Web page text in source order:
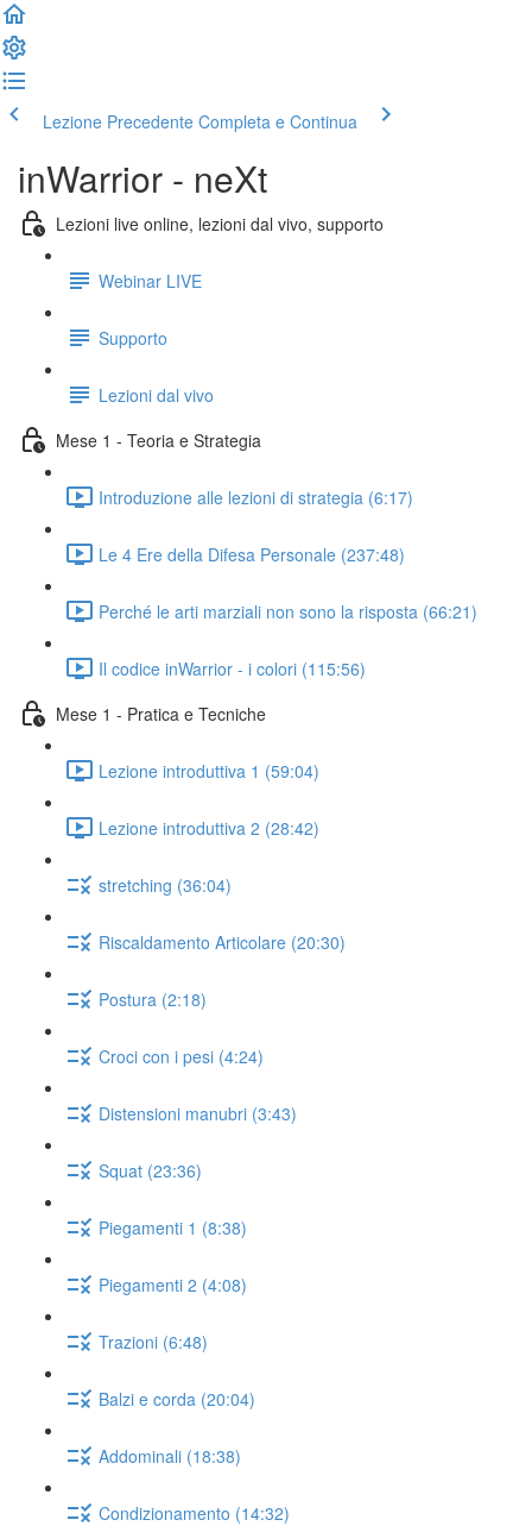
Lezione Precedente Completa e Continua
inWarrior - neXt
Lezioni live online, lezioni dal vivo, supporto
Webinar LIVE
Supporto
Lezioni dal vivo
Mese 1 - Teoria e Strategia
Introduzione alle lezioni di strategia (6:17)
Le 4 Ere della Difesa Personale (237:48)
Perché le arti marziali non sono la risposta (66:21)
Il codice inWarrior - i colori (115:56)
Mese 1 - Pratica e Tecniche
Lezione introduttiva 1 (59:04)
Lezione introduttiva 2 (28:42)
stretching (36:04)
Riscaldamento Articolare (20:30)
Postura (2:18)
Croci con i pesi (4:24)
Distensioni manubri (3:43)
Squat (23:36)
Piegamenti 1 (8:38)
Piegamenti 2 (4:08)
Trazioni (6:48)
Balzi e corda (20:04)
Addominali (18:38)
Condizionamento (14:32)